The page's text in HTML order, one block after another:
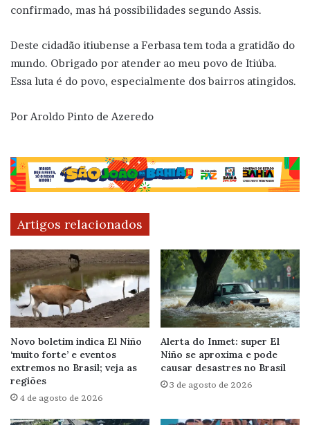
confirmado, mas há possibilidades segundo Assis.
Deste cidadão itiubense a Ferbasa tem toda a gratidão do
mundo. Obrigado por atender ao meu povo de Itiúba.
Essa luta é do povo, especialmente dos bairros atingidos.
Por Aroldo Pinto de Azeredo
Artigos relacionados
Novo boletim indica El Niño
‘muito forte’ e eventos
extremos no Brasil; veja as
regiões
4 de agosto de 2026
Alerta do Inmet: super El
Niño se aproxima e pode
causar desastres no Brasil
3 de agosto de 2026